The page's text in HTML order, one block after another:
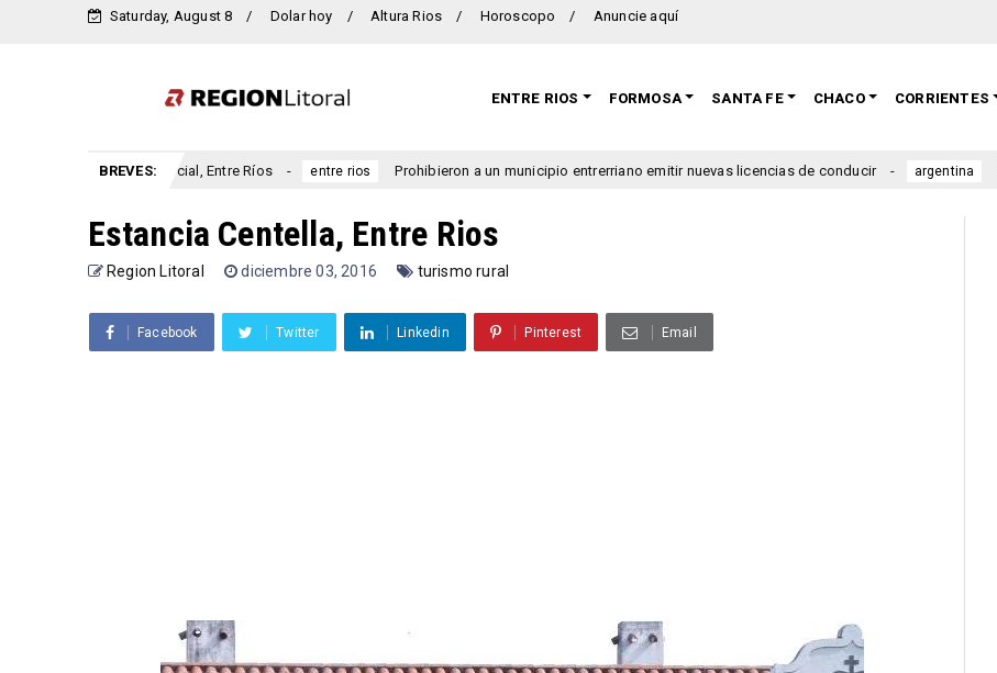
Saturday, August 8 Dolar hoy Altura Rios Horoscopo Anuncie aquí
ENTRE RIOS FORMOSA SANTA FE CHACO CORRIENTES
BREVES:
Marcial, Entre Ríos entre rios Prohibieron a un municipio entrerriano emitir nuevas licencias de conducir argentina Se lanzó una
Estancia Centella, Entre Rios
Region Litoral diciembre 03, 2016 turismo rural
Facebook Twitter Linkedin Pinterest Email